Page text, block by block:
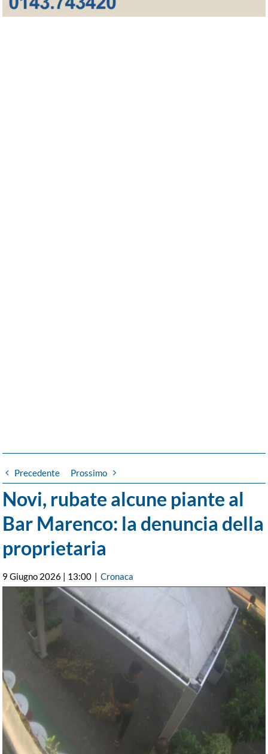
Precedente Prossimo
Novi, rubate alcune piante al
Bar Marenco: la denuncia della
proprietaria
9 Giugno 2026 | 13:00 | Cronaca
Ingrandisci